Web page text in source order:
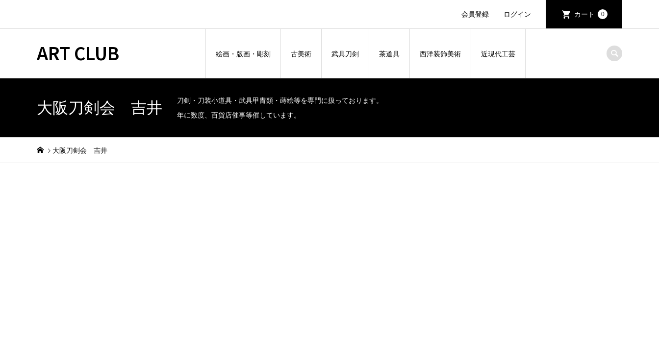
会員登録 ログイン カート 0
ART CLUB 絵画・版画・彫刻 古美術 武具刀剣 茶道具 西洋装飾美術 近現代工芸
大阪刀剣会 吉井
刀剣・刀装小道具・武具甲冑類・蒔絵等を専門に扱っております。
年に数度、百貨店催事等催しています。
大阪刀剣会 吉井